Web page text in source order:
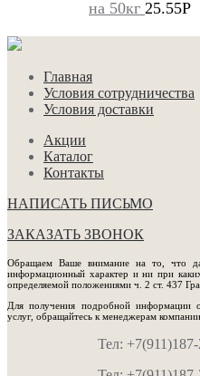
на 50кг 25.55Р
Главная
Условия сотрудничества
Условия доставки
Акции
Каталог
Контакты
НАПИСАТЬ ПИСЬМО
ЗАКАЗАТЬ ЗВОНОК
Обращаем Ваше внимание на то, что
информационный характер и ни при
определяемой положениями ч. 2 ст. 437
Для получения подробной информации
услуг, обращайтесь к менеджерам компании.
Тел: